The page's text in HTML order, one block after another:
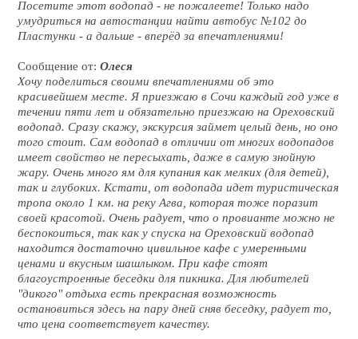
Посетите этот водопад - не пожалеете! Только надо
умудриться на автостанции найти автобус №102 до
Пластунки - а дальше - вперёд за впечатлениями!
Сообщение от:Олеся
Хочу поделиться своими впечатлениями об это
красивейшем месте. Я приезжаю в Сочи каждый год уже в
течении пяти лет и обязательно приезжаю на Ореховский
водопад. Сразу скажу, экскурсия займет целый день, но оно
того стоит. Сам водопад в отличии от многих водопадов
имеет свойство не пересыхать, даже в самую знойную
жару. Очень много ям для купания как мелких (для детей),
так и глубоких. Кстати, от водопада идет туристическая
тропа около 1 км. на реку Агва, которая тоже поразит
своей красотой. Очень радует, что о провианте можно не
беспокоиться, так как у спуска на Ореховский водопад
находится достаточно цивильное кафе с умеренными
ценами и вкусным шашлыком. При кафе стоят
благоустроенные беседки для пикника. Для любителей
"дикого" отдыха есть прекрасная возможность
остановиться здесь на пару дней сняв беседку, радует то,
что цена соответствует качеству.